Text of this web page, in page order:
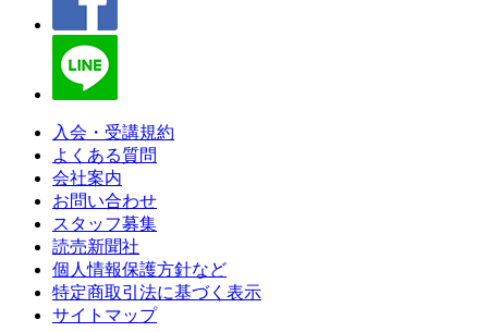
入会・受講規約
よくある質問
会社案内
お問い合わせ
スタッフ募集
読売新聞社
個人情報保護方針など
特定商取引法に基づく表示
サイトマップ